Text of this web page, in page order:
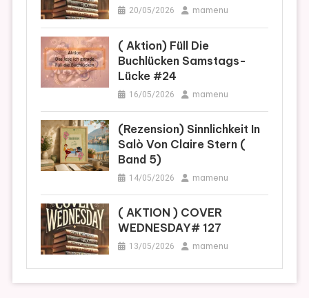
20/05/2026 mamenu
( Aktion) Füll Die
Buchlücken Samstags-
Lücke #24
16/05/2026 mamenu
(Rezension) Sinnlichkeit In
Salò Von Claire Stern (
Band 5)
14/05/2026 mamenu
( AKTION ) COVER
WEDNESDAY# 127
13/05/2026 mamenu